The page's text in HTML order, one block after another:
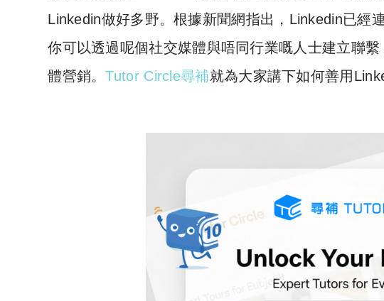
Linkedin做好多野。根據新聞網指出，Linkedin已經
你可以透過呢個社交媒體與唔同行業嘅人士建立聯
體營銷。Tutor Circle尋補就為大家講下如何善用